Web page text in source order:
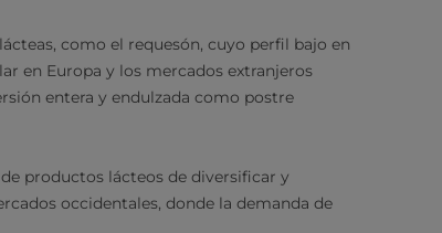
como el requesón, cuyo perfil bajo en
en Europa y los mercados extranjeros
entera y endulzada como postre
productos lácteos de diversificar y
occidentales, donde la demanda de